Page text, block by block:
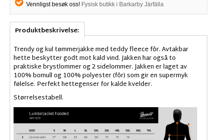
Vennligst besøk oss! Fysisk butikk i Barkarby Järfälla
Produktbeskrivelse:
Trendy og kul tømmerjakke med teddy fleece fôr. Avtakbar
hette beskytter godt mot kald vind. Jakken har også to
praktiske brystlommer og 2 sidelommer. Jakken er laget av
100% bomull og 100% polyester (fôr) som gir en supermyk
følelse. Perfekt hettegenser for kalde kvelder.
Størrelsestabell.